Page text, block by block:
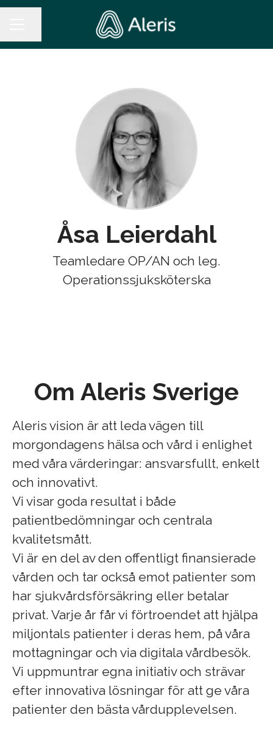
Åsa Leierdahl
Teamledare OP/AN och leg.
Operationssjuksköterska
Om Aleris Sverige
Aleris vision är att leda vägen till
morgondagens hälsa och vård i enlighet
med våra värderingar: ansvarsfullt, enkelt
och innovativt.
Vi visar goda resultat i både
patientbedömningar och centrala
kvalitetsmått.
Vi är en del av den offentligt finansierade
vården och tar också emot patienter som
har sjukvårdsförsäkring eller betalar
privat. Varje år får vi förtroendet att hjälpa
miljontals patienter i deras hem, på våra
mottagningar och via digitala vårdbesök.
Vi uppmuntrar egna initiativ och strävar
efter innovativa lösningar för att ge våra
patienter den bästa vårdupplevelsen.